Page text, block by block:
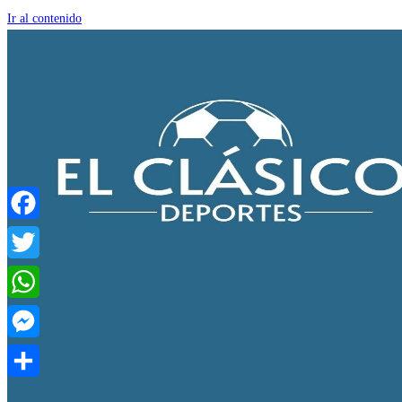
Ir al contenido
Facebook
Twitter
WhatsApp
Messenger